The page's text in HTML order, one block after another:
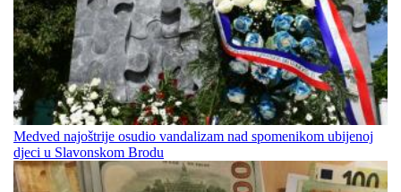
Medved najoštrije osudio vandalizam nad spomenikom ubijenoj
djeci u Slavonskom Brodu